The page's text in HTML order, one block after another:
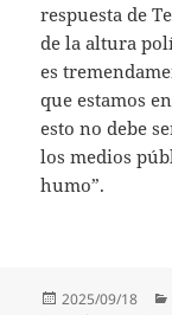
respuesta de
de la altura
es
que estamos
esto no debe
los medios
humo”.
Publicado
2025/09/18